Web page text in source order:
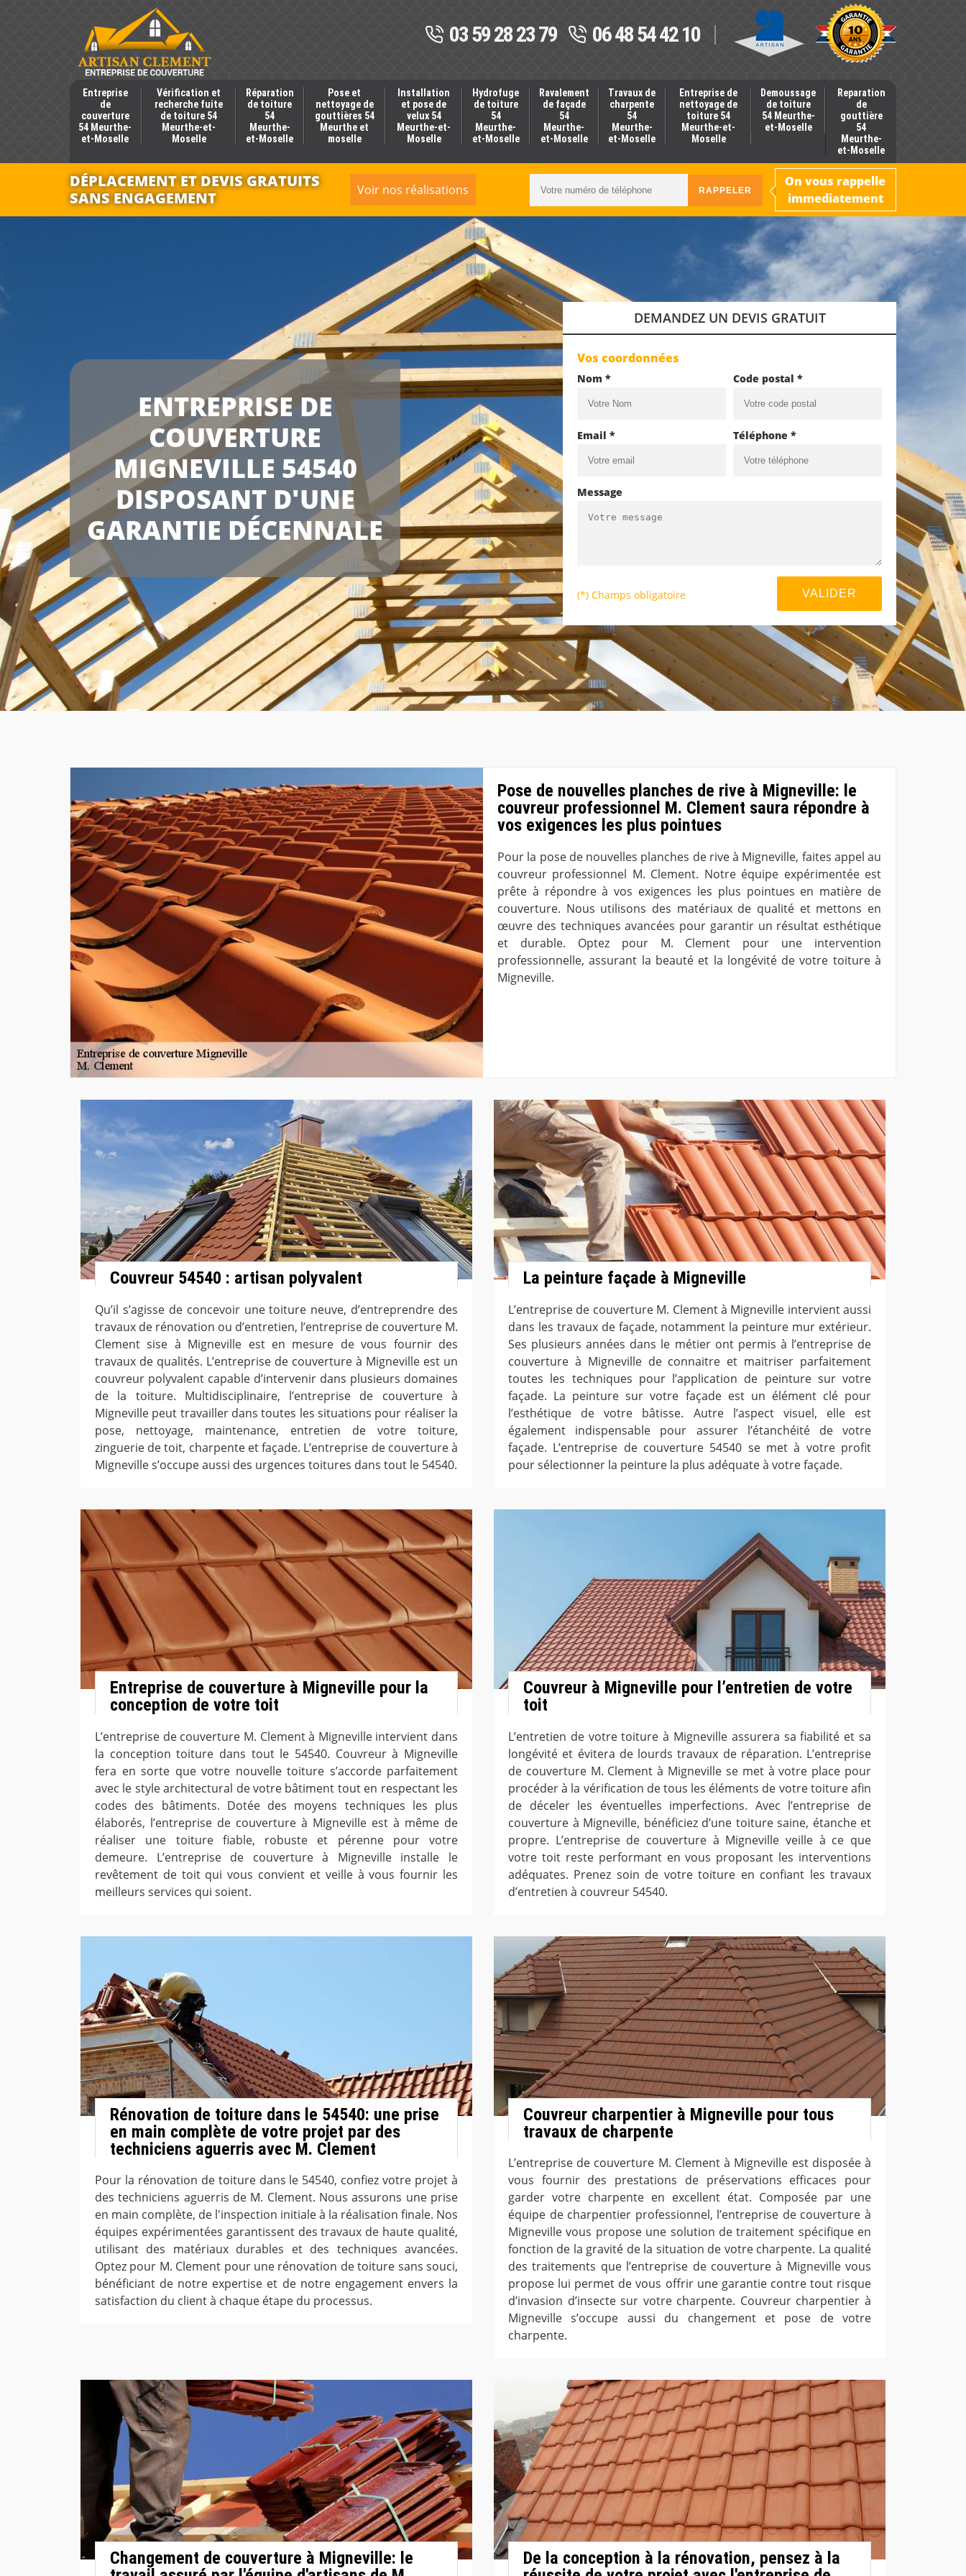
03 59 28 23 79 06 48 54 42 10
Entreprise
de
couverture
54 Meurthe-
et-Moselle
Vérification et
recherche fuite
de toiture 54
Meurthe-et-
Moselle
Réparation
de toiture
54
Meurthe-
et-Moselle
Pose et
nettoyage de
gouttières 54
Meurthe et
moselle
Installation
et pose de
velux 54
Meurthe-et-
Moselle
Hydrofuge
de toiture
54
Meurthe-
et-Moselle
Ravalement
de façade
54
Meurthe-
et-Moselle
Travaux de
charpente
54
Meurthe-
et-Moselle
Entreprise de
nettoyage de
toiture 54
Meurthe-et-
Moselle
Demoussage
de toiture
54 Meurthe-
et-Moselle
Reparation
de
gouttière
54
Meurthe-
et-Moselle
DÉPLACEMENT ET DEVIS GRATUITS
SANS ENGAGEMENT
Voir nos réalisations
On vous rappelle
immediatement
ENTREPRISE DE
COUVERTURE
MIGNEVILLE 54540
DISPOSANT D'UNE
GARANTIE DÉCENNALE
DEMANDEZ UN DEVIS GRATUIT
Vos coordonnées
Nom * Code postal *
Email * Téléphone *
Message
(*) Champs obligatoire
Pose de nouvelles planches de rive à Migneville: le
couvreur professionnel M. Clement saura répondre à
vos exigences les plus pointues
Pour la pose de nouvelles planches de rive à Migneville, faites appel au
couvreur professionnel M. Clement. Notre équipe expérimentée est
prête à répondre à vos exigences les plus pointues en matière de
couverture. Nous utilisons des matériaux de qualité et mettons en
œuvre des techniques avancées pour garantir un résultat esthétique
et durable. Optez pour M. Clement pour une intervention
professionnelle, assurant la beauté et la longévité de votre toiture à
Migneville.
Couvreur 54540 : artisan polyvalent
Qu’il s’agisse de concevoir une toiture neuve, d’entreprendre des
travaux de rénovation ou d’entretien, l’entreprise de couverture M.
Clement sise à Migneville est en mesure de vous fournir des
travaux de qualités. L’entreprise de couverture à Migneville est un
couvreur polyvalent capable d’intervenir dans plusieurs domaines
de la toiture. Multidisciplinaire, l’entreprise de couverture à
Migneville peut travailler dans toutes les situations pour réaliser la
pose, nettoyage, maintenance, entretien de votre toiture,
zinguerie de toit, charpente et façade. L’entreprise de couverture à
Migneville s’occupe aussi des urgences toitures dans tout le 54540.
La peinture façade à Migneville
L’entreprise de couverture M. Clement à Migneville intervient aussi
dans les travaux de façade, notamment la peinture mur extérieur.
Ses plusieurs années dans le métier ont permis à l’entreprise de
couverture à Migneville de connaitre et maitriser parfaitement
toutes les techniques pour l’application de peinture sur votre
façade. La peinture sur votre façade est un élément clé pour
l’esthétique de votre bâtisse. Autre l’aspect visuel, elle est
également indispensable pour assurer l’étanchéité de votre
façade. L’entreprise de couverture 54540 se met à votre profit
pour sélectionner la peinture la plus adéquate à votre façade.
Entreprise de couverture à Migneville pour la
conception de votre toit
L’entreprise de couverture M. Clement à Migneville intervient dans
la conception toiture dans tout le 54540. Couvreur à Migneville
fera en sorte que votre nouvelle toiture s’accorde parfaitement
avec le style architectural de votre bâtiment tout en respectant les
codes des bâtiments. Dotée des moyens techniques les plus
élaborés, l’entreprise de couverture à Migneville est à même de
réaliser une toiture fiable, robuste et pérenne pour votre
demeure. L’entreprise de couverture à Migneville installe le
revêtement de toit qui vous convient et veille à vous fournir les
meilleurs services qui soient.
Couvreur à Migneville pour l’entretien de votre
toit
L’entretien de votre toiture à Migneville assurera sa fiabilité et sa
longévité et évitera de lourds travaux de réparation. L’entreprise
de couverture M. Clement à Migneville se met à votre place pour
procéder à la vérification de tous les éléments de votre toiture afin
de déceler les éventuelles imperfections. Avec l’entreprise de
couverture à Migneville, bénéficiez d’une toiture saine, étanche et
propre. L’entreprise de couverture à Migneville veille à ce que
votre toit reste performant en vous proposant les interventions
adéquates. Prenez soin de votre toiture en confiant les travaux
d’entretien à couvreur 54540.
Rénovation de toiture dans le 54540: une prise
en main complète de votre projet par des
techniciens aguerris avec M. Clement
Pour la rénovation de toiture dans le 54540, confiez votre projet à
des techniciens aguerris de M. Clement. Nous assurons une prise
en main complète, de l'inspection initiale à la réalisation finale. Nos
équipes expérimentées garantissent des travaux de haute qualité,
utilisant des matériaux durables et des techniques avancées.
Optez pour M. Clement pour une rénovation de toiture sans souci,
bénéficiant de notre expertise et de notre engagement envers la
satisfaction du client à chaque étape du processus.
Couvreur charpentier à Migneville pour tous
travaux de charpente
L’entreprise de couverture M. Clement à Migneville est disposée à
vous fournir des prestations de préservations efficaces pour
garder votre charpente en excellent état. Composée par une
équipe de charpentier professionnel, l’entreprise de couverture à
Migneville vous propose une solution de traitement spécifique en
fonction de la gravité de la situation de votre charpente. La qualité
des traitements que l’entreprise de couverture à Migneville vous
propose lui permet de vous offrir une garantie contre tout risque
d’invasion d’insecte sur votre charpente. Couvreur charpentier à
Migneville s’occupe aussi du changement et pose de votre
charpente.
Changement de couverture à Migneville: le
De la conception à la rénovation, pensez à la